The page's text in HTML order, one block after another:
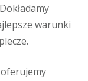
warunki